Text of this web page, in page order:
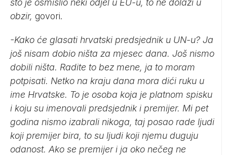
što je osmislio neki odjel u EU-u, to ne dolazi u
obzir, govori.
-Kako će glasati hrvatski predsjednik u UN-u? Ja
još nisam dobio ništa za mjesec dana. Još nismo
dobili ništa. Radite to bez mene, ja to moram
potpisati. Netko na kraju dana mora dići ruku u
ime Hrvatske. To je osoba koja je platnom spisku
i koju su imenovali predsjednik i premijer. Mi pet
godina nismo izabrali nikoga, taj posao rade ljudi
koji premijer bira, to su ljudi koji njemu duguju
odanost. Ako se premijer i ja oko nečeg ne